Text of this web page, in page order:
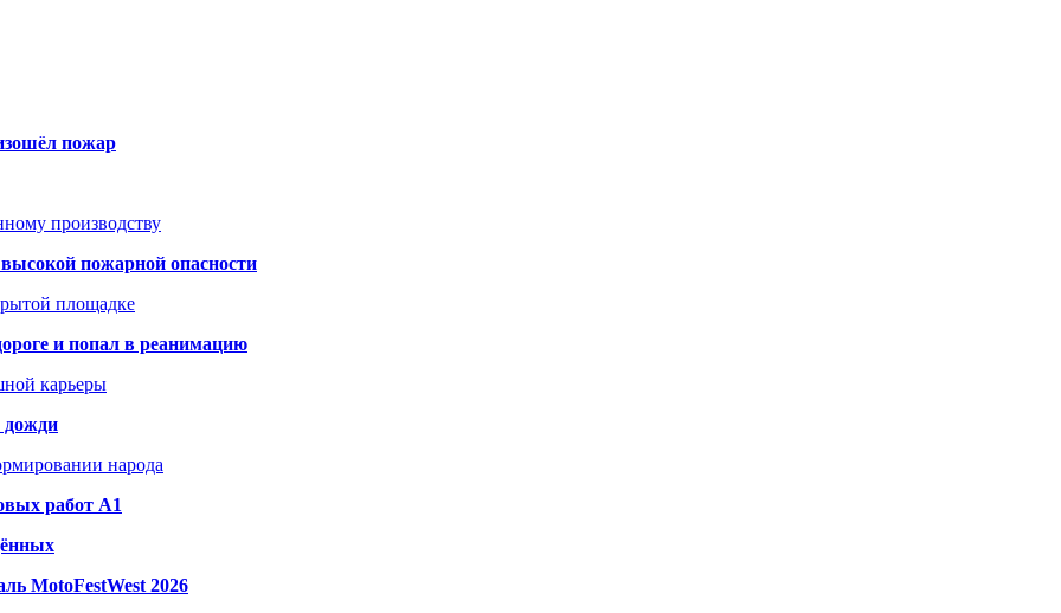
пожар
производству
пожарной опасности
площадке
и попал в реанимацию
карьеры
дожди
народа
работ A1
MotoFestWest 2026